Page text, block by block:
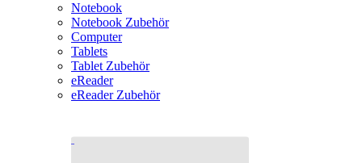
Notebook
Notebook Zubehör
Computer
Tablets
Tablet Zubehör
eReader
eReader Zubehör